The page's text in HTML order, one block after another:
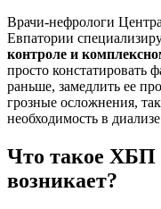
Врачи-нефрологи
Евпатории
контроле и
просто констатировать
раньше, замедлить ее
грозные осложнения,
необходимость в
Что такое ХБП
возникает?